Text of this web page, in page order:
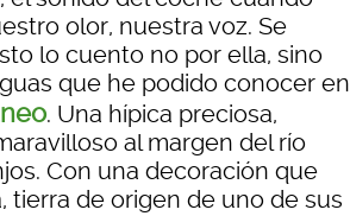
olor, nuestra voz. Se
lo cuento no por ella, sino
que he podido conocer en
. Una hípica preciosa,
al margen del río
Con una decoración que
tierra de origen de uno de sus